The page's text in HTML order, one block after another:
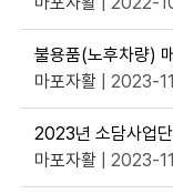
불용품(노후차량)
마포자활 | 2023-
2023년 소담사업
마포자활 | 2023-